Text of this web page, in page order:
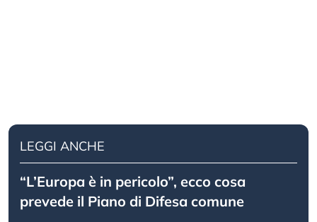
LEGGI ANCHE
“L’Europa è in pericolo”, ecco cosa
prevede il Piano di Difesa comune